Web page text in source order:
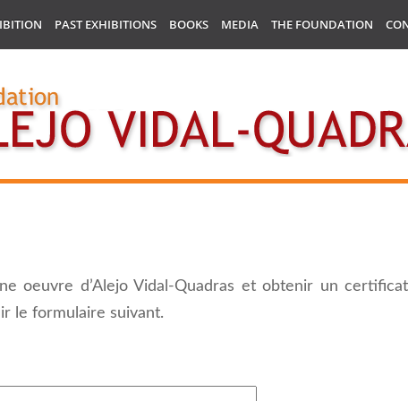
PAST EXHIBITIONS BOOKS MEDIA THE FOUNDATION
oeuvre d’Alejo Vidal-Quadras et obtenir un
le formulaire suivant.